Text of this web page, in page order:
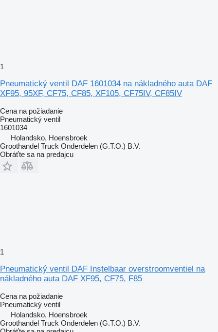
1
Pneumatický ventil DAF 1601034 na nákladného auta DAF
XF95, 95XF, CF75, CF85, XF105, CF75IV, CF85IV
Cena na požiadanie
Pneumatický ventil
1601034
Holandsko, Hoensbroek
Groothandel Truck Onderdelen (G.T.O.) B.V.
Obráťte sa na predajcu
1
Pneumatický ventil DAF Instelbaar overstroomventiel na
nákladného auta DAF XF95, CF75, F85
Cena na požiadanie
Pneumatický ventil
Holandsko, Hoensbroek
Groothandel Truck Onderdelen (G.T.O.) B.V.